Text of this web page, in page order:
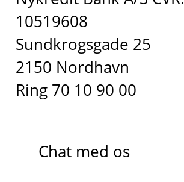
10519608
Sundkrogsgade 25
2150 Nordhavn
Ring 70 10 90 00
Chat med os